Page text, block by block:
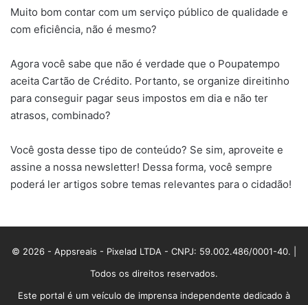
Muito bom contar com um serviço público de qualidade e
com eficiência, não é mesmo?
Agora você sabe que não é verdade que o Poupatempo
aceita Cartão de Crédito. Portanto, se organize direitinho
para conseguir pagar seus impostos em dia e não ter
atrasos, combinado?
Você gosta desse tipo de conteúdo? Se sim, aproveite e
assine a nossa newsletter! Dessa forma, você sempre
poderá ler artigos sobre temas relevantes para o cidadão!
© 2026 - Appsreais - Pixelad LTDA - CNPJ: 59.002.486/0001-40. |
Todos os direitos reservados.
Este portal é um veículo de imprensa independente dedicado à